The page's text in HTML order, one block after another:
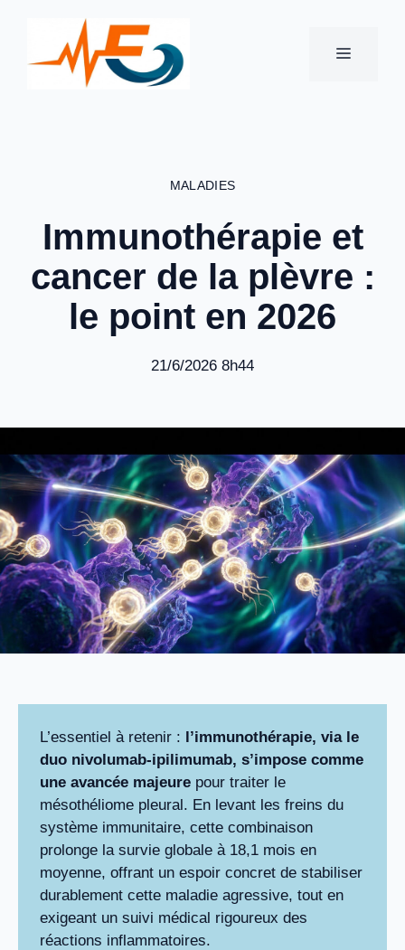
contenu
MENU
MALADIES
Immunothérapie et
cancer de la plèvre :
le point en 2026
21/6/2026 8h44
L’essentiel à retenir :
l’immunothérapie, via le
duo nivolumab-ipilimumab, s’impose comme
une avancée majeure pour traiter le
mésothéliome pleural. En levant les freins du
système immunitaire, cette combinaison
prolonge la survie globale à 18,1 mois en
moyenne, offrant un espoir concret de stabiliser
durablement cette maladie agressive, tout en
exigeant un suivi médical rigoureux des
réactions inflammatoires.